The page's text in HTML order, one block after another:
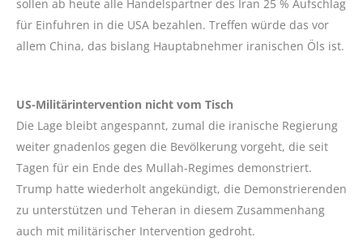
sollen ab heute alle Handelspartner des Iran 25 % Aufschlag
für Einfuhren in die USA bezahlen. Treffen würde das vor
allem China, das bislang Hauptabnehmer iranischen Öls ist.
US-Militärintervention nicht vom Tisch
Die Lage bleibt angespannt, zumal die iranische Regierung
weiter gnadenlos gegen die Bevölkerung vorgeht, die seit
Tagen für ein Ende des Mullah-Regimes demonstriert.
Trump hatte wiederholt angekündigt, die Demonstrierenden
zu unterstützen und Teheran in diesem Zusammenhang
auch mit militärischer Intervention gedroht.